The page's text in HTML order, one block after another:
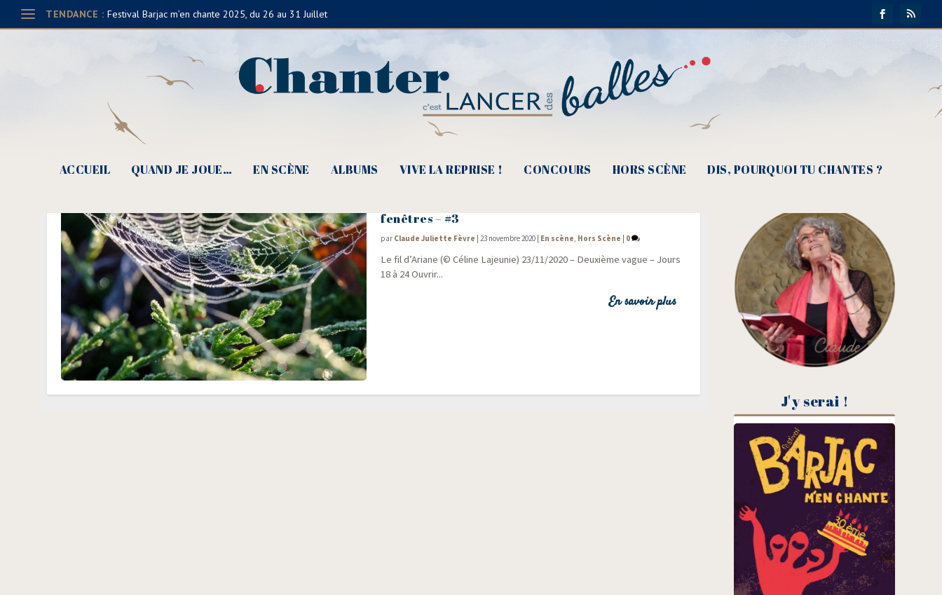
TENDANCE : Festival Barjac m’en chante 2025, du 26 au 31 Juillet
ACCUEIL QUAND JE JOUE… EN SCÈNE ALBUMS VIVE LA REPRISE ! CONCOURS HORS SCÈNE DIS, POURQUOI TU CHANTES ?
fenêtres – #3
par Claude Juliette Fèvre |23 novembre 2020 En scène, Hors Scène 0
Le fil d’Ariane (© Céline Lajeunie) 23/​11/​2020 – Deuxième vague – Jours
18 à 24 Ouvrir...
En savoir plus
J'y serai !